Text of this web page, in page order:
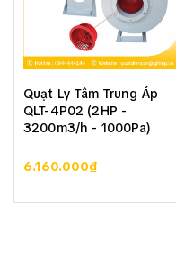
Quạt Ly Tâm Trung Áp
QLT-4P02 (2HP -
3200m3/h - 1000Pa)
6.160.000₫